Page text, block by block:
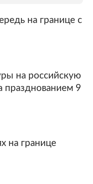
на границе с
на российскую
празднованием 9
на границе